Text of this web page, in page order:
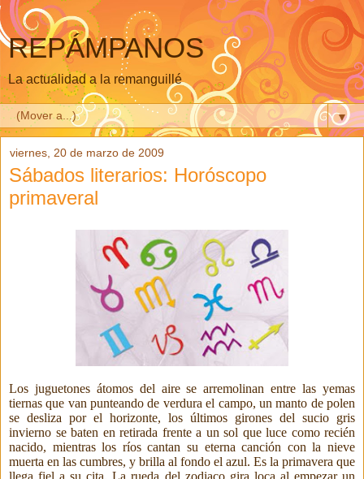
REPÁMPANOS
La actualidad a la remanguillé
▼
viernes, 20 de marzo de 2009
Sábados literarios: Horóscopo
primaveral
Los juguetones átomos del aire se arremolinan entre las yemas
tiernas que van punteando de verdura el campo, un manto de polen
se desliza por el horizonte, los últimos girones del sucio gris
invierno se baten en retirada frente a un sol que luce como recién
nacido, mientras los ríos cantan su eterna canción con la nieve
muerta en las cumbres, y brilla al fondo el azul. Es la primavera que
llega fiel a su cita. La rueda del zodiaco gira loca al empezar un